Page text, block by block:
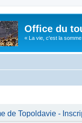
Office du
« La vie, c'est la
de Topoldavie -